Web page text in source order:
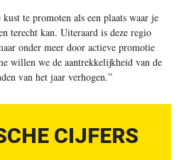
te promoten als een plaats waar je
terecht kan. Uiteraard is deze regio
onder meer door actieve promotie
willen we de aantrekkelijkheid van de
van het jaar verhogen.”
CIJFERS